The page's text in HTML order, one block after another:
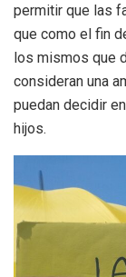
permitir que las
que como el fin
los mismos que
consideran una
puedan decidir
hijos.